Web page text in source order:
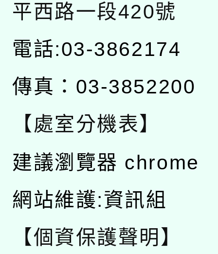
平西路一段420號
電話:03-3862174
傳真：03-3852200
【處室分機表】
建議瀏覽器 chrome
網站維護:資訊組
【個資保護聲明】